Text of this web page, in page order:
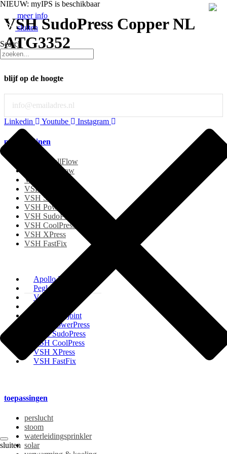
NIEUW: myIPS is beschikbaar
meer info
sluiten
Search
sluiten
VSH SudoPress Copper NL
ATG3352
blijf op de hoogte
Linkedin Youtube Instagram
productlijnen
Apollo FullFlow
Pegler ProFlow
VSH Tectite
VSH Super
VSH Shurjoint
VSH PowerPress
VSH SudoPress
VSH CoolPress
VSH XPress
VSH FastFix
Apollo FullFlow
Pegler ProFlow
VSH Tectite
VSH Shurjoint
VSH PowerPress
VSH SudoPress
VSH CoolPress
VSH XPress
VSH FastFix
toepassingen
perslucht
stoom
waterleidingsprinkler
solar